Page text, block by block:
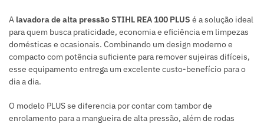
A lavadora de alta pressão STIHL REA 100 PLUS é a solução ideal
para quem busca praticidade, economia e eficiência em limpezas
domésticas e ocasionais. Combinando um design moderno e
compacto com potência suficiente para remover sujeiras difíceis,
esse equipamento entrega um excelente custo-benefício para o
dia a dia.
O modelo PLUS se diferencia por contar com tambor de
enrolamento para a mangueira de alta pressão, além de rodas